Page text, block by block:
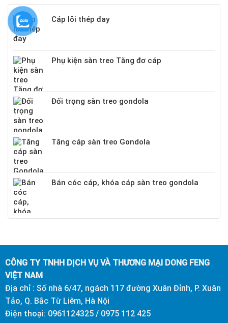
Cáp lõi thép đay
Phụ kiện sàn treo Tăng đơ cáp
Đối trọng sàn treo gondola
Tăng cáp sàn treo Gondola
Bán cóc cáp, khóa cáp sàn treo gondola
CÔNG TY TNHH DỊCH VỤ VÀ THƯƠNG MẠI DONG FENG
VIỆT NAM
Địa chỉ : Số nhà 6/47, ngách 117 đường Xuân Đỉnh, P. Xuân
Tảo, Q. Bắc Từ Liêm, Hà Nội
Điện thoại: 0961124325 / 0975 112 425